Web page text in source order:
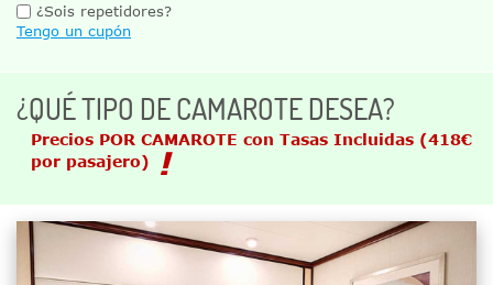
¿Sois repetidores?
Tengo un cupón
¿QUÉ TIPO DE CAMAROTE DESEA?
Precios POR CAMAROTE con Tasas Incluidas (418€
por pasajero)